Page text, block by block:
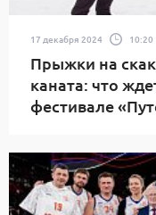
17 декабря 2024 10:20
Прыжки на
каната: что
фестивале